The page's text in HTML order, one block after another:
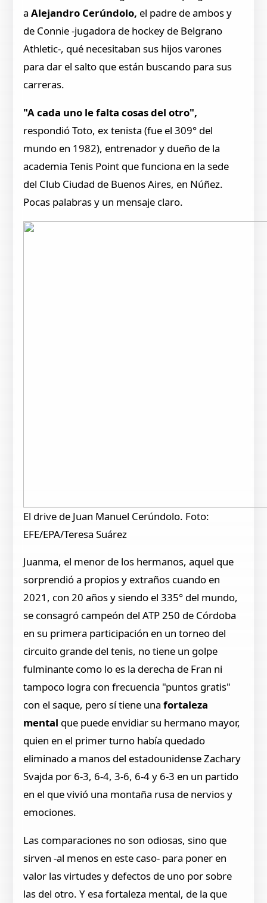
aAlejandro Cerúndolo, el padre de ambos y
de Connie -jugadora de hockey de Belgrano
Athletic-, qué necesitaban sus hijos varones
para dar el salto que están buscando para sus
carreras.
"A cada uno le falta cosas del otro",
respondió Toto, ex tenista (fue el 309° del
mundo en 1982), entrenador y dueño de la
academia Tenis Point que funciona en la sede
del Club Ciudad de Buenos Aires, en Núñez.
Pocas palabras y un mensaje claro.
El drive de Juan Manuel Cerúndolo. Foto:
EFE/EPA/Teresa Suárez
Juanma, el menor de los hermanos, aquel que
sorprendió a propios y extraños cuando en
2021, con 20 años y siendo el 335° del mundo,
se consagró campeón del ATP 250 de Córdoba
en su primera participación en un torneo del
circuito grande del tenis, no tiene un golpe
fulminante como lo es la derecha de Fran ni
tampoco logra con frecuencia "puntos gratis"
con el saque, pero sí tiene unafortaleza
mental que puede envidiar su hermano mayor,
quien en el primer turno había quedado
eliminado a manos del estadounidense Zachary
Svajda por 6-3, 6-4, 3-6, 6-4 y 6-3 en un partido
en el que vivió una montaña rusa de nervios y
emociones.
Las comparaciones no son odiosas, sino que
sirven -al menos en este caso- para poner en
valor las virtudes y defectos de uno por sobre
las del otro. Y esa fortaleza mental, de la que